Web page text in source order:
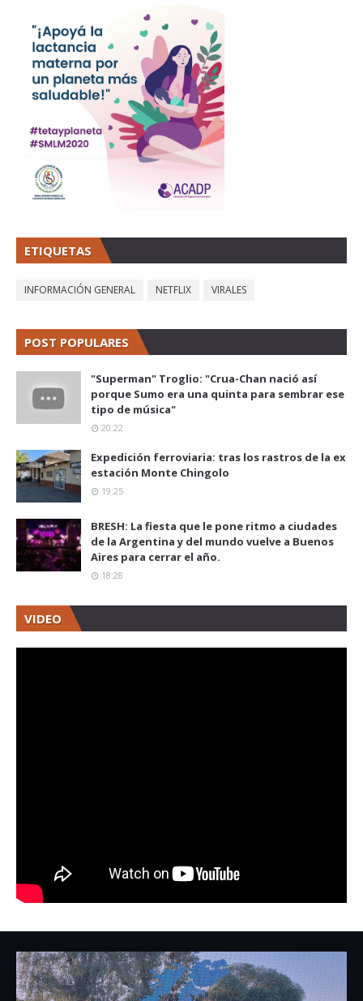
ETIQUETAS
INFORMACIÓN GENERAL NETFLIX VIRALES
POST POPULARES
"Superman" Troglio: "Crua-Chan nació así
porque Sumo era una quinta para sembrar ese
tipo de música"
20:22
Expedición ferroviaria: tras los rastros de la ex
estación Monte Chingolo
19:25
BRESH: La fiesta que le pone ritmo a ciudades
de la Argentina y del mundo vuelve a Buenos
Aires para cerrar el año.
18:28
VIDEO